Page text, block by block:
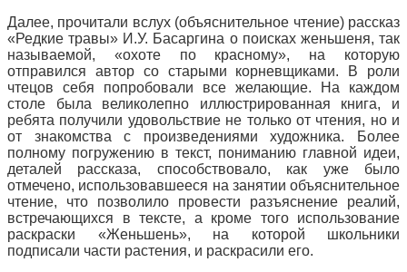
Далее, прочитали вслух (объяснительное чтение) рассказ
«Редкие травы» И.У. Басаргина о поисках женьшеня, так
называемой, «охоте по красному», на которую
отправился автор со старыми корневщиками. В роли
чтецов себя попробовали все желающие. На каждом
столе была великолепно иллюстрированная книга, и
ребята получили удовольствие не только от чтения, но и
от знакомства с произведениями художника. Более
полному погружению в текст, пониманию главной идеи,
деталей рассказа, способствовало, как уже было
отмечено, использовавшееся на занятии объяснительное
чтение, что позволило провести разъяснение реалий,
встречающихся в тексте, а кроме того использование
раскраски «Женьшень», на которой школьники
подписали части растения, и раскрасили его.